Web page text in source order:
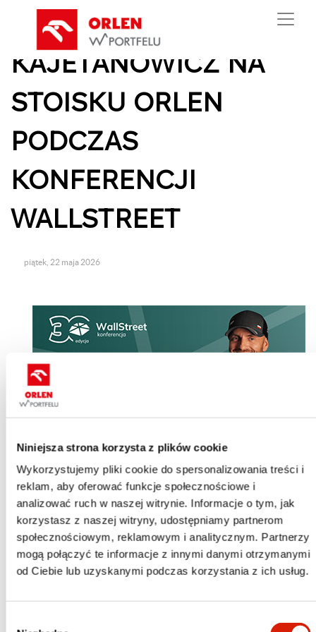
Niniejsza strona korzysta z plików cookie
Wykorzystujemy pliki cookie do spersonalizowania treści i
reklam, aby oferować funkcje społecznościowe i
analizować ruch w naszej witrynie. Informacje o tym, jak
korzystasz z naszej witryny, udostępniamy partnerom
społecznościowym, reklamowym i analitycznym. Partnerzy
mogą połączyć te informacje z innymi danymi otrzymanymi
od Ciebie lub uzyskanymi podczas korzystania z ich usług.
KAJETAN
KAJETANOWICZ NA
STOISKU ORLEN
PODCZAS
KONFERENCJI
WALLSTREET
piątek, 22 maja 2026
Zapraszamy na wyjątkowe spotkanie z Kajetanem
Kajetanowiczem – najbardziej utytułowanym kierowcą
rajdowym w Polsce, zawodnikiem ORLEN Rally Team, który
będzie gościem specjalnym konferencji WallStreet w
Karpaczu.
Uczestnicy wydarzenia będą mogli spotkać się ze